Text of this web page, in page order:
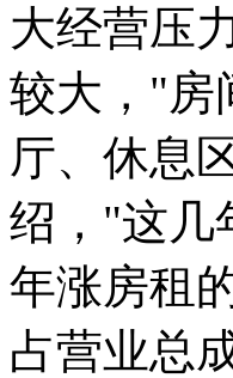
大经营压
较大，"房
厅、休息
绍，"这几
年涨房租
占营业总